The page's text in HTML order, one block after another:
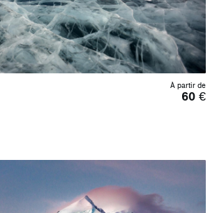
À partir de
60€